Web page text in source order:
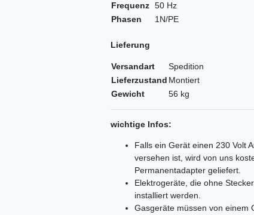
Frequenz 50 Hz
Phasen
1N/PE
Lieferung
Versandart
Spedition
Lieferzustand Montiert
Gewicht
56 kg
wichtige Infos:
Falls ein Gerät einen 230 Volt
versehen ist, wird von uns
Permanentadapter geliefert.
Elektrogeräte, die ohne
installiert werden.
Gasgeräte müssen von einem